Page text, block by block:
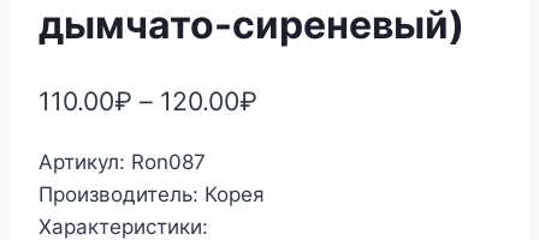
дымчато-сиреневый)
110.00₽ – 120.00₽
Артикул: Ron087
Производитель: Корея
Характеристики: